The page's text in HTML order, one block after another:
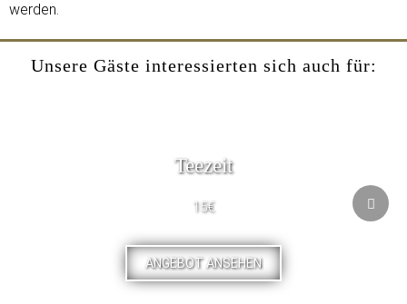
werden.
Unsere Gäste interessierten sich auch für:
Teezeit
15€
ANGEBOT ANSEHEN